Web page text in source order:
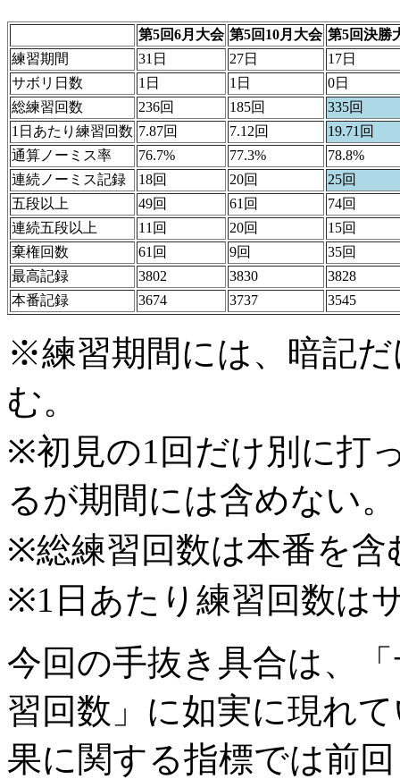
第5回6月大会 第5回10月大会 第5回決勝
練習期間
31日 27日
17日
サボリ日数
1日 1日
0日
総練習回数
236回 185回
335回
1日あたり練習回数 7.87回 7.12回
19.71回
通算ノーミス率
76.7% 77.3%
78.8%
連続ノーミス記録
18回 20回
25回
五段以上
49回 61回
74回
連続五段以上
11回 20回
15回
棄権回数
61回 9回
35回
最高記録
3802 3830
3828
本番記録
3674 3737 3545
※練習期間には、暗記
む。
※初見の1回だけ別に打
るが期間には含めない。
※総練習回数は本番を含
※1日あたり練習回数は
今回の手抜き具合は、
習回数」に如実に現れ
果に関する指標では前